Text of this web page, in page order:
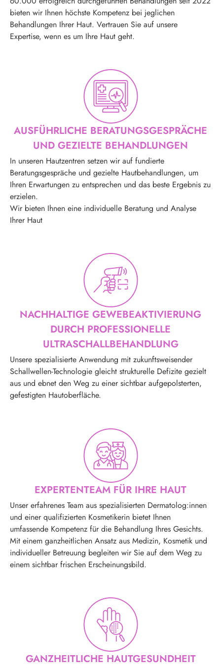
bieten wir Ihnen höchste Kompetenz bei jeglichen
Behandlungen Ihrer Haut. Vertrauen Sie auf unsere
Expertise, wenn es um Ihre Haut geht.
AUSFÜHRLICHE BERATUNGSGESPRÄCHE
UND GEZIELTE BEHANDLUNGEN
In unseren Hautzentren setzen wir auf fundierte
Beratungsgespräche und gezielte Hautbehandlungen, um
Ihren Erwartungen zu entsprechen und das beste Ergebnis zu
erzielen.
Wir bieten Ihnen eine individuelle Beratung und Analyse
Ihrer Haut
NACHHALTIGE GEWEBEAKTIVIERUNG
DURCH PROFESSIONELLE
ULTRASCHALLBEHANDLUNG
Unsere spezialisierte Anwendung mit zukunftsweisender
Schallwellen-Technologie gleicht strukturelle Defizite gezielt
aus und ebnet den Weg zu einer sichtbar aufgepolsterten,
gefestigten Hautoberfläche.
EXPERTENTEAM FÜR IHRE HAUT
Unser erfahrenes Team aus spezialisierten Dermatolog:innen
und einer qualifizierten Kosmetikerin bietet Ihnen
umfassende Kompetenz für die Behandlung Ihres Gesichts.
Mit einem ganzheitlichen Ansatz aus Medizin, Kosmetik und
individueller Betreuung begleiten wir Sie auf dem Weg zu
einem sichtbar frischen Erscheinungsbild.
GANZHEITLICHE HAUTGESUNDHEIT